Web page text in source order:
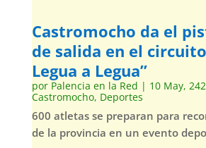
Castromocho da el
de salida en el
Legua a Legua”
por Palencia en la Red | 10 May,
Castromocho, Deportes
600 atletas se preparan para
de la provincia en un evento